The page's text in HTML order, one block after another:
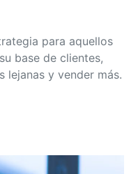
para aquellos
base de clientes,
lejanas y vender más.